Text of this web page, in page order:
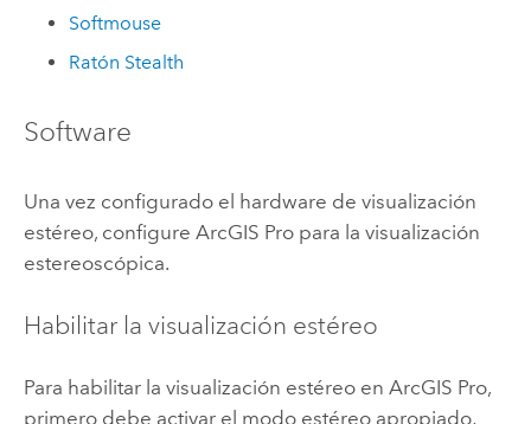
Softmouse
Ratón Stealth
Software
Una vez configurado el hardware de visualización
estéreo, configure ArcGIS Propara la visualización
estereoscópica.
Habilitar la visualización estéreo
Para habilitar la visualización estéreo en ArcGIS Pro,
primero debe activar el modo estéreo apropiado,